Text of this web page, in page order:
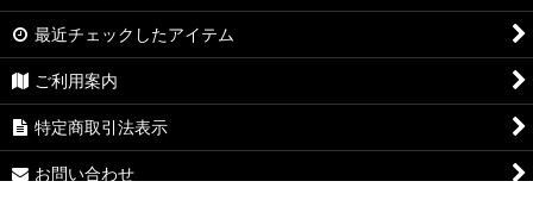
最近チェックしたアイテム
ご利用案内
特定商取引法表示
お問い合わせ